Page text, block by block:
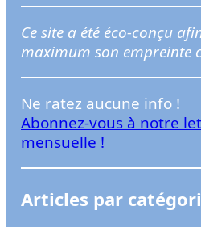
h
e
r
e
r
Ce site a été éco-conçu
maximum son empreinte
Ne ratez aucune info !
Abonnez-vous à notre
mensuelle !
Articles par